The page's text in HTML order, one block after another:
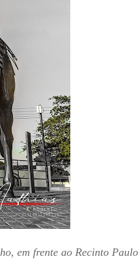
em frente ao Recinto Paulo